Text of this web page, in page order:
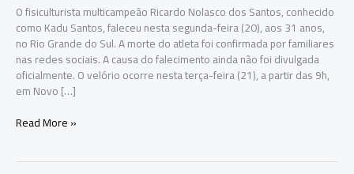
O fisiculturista multicampeão Ricardo Nolasco dos Santos, conhecido
como Kadu Santos, faleceu nesta segunda-feira (20), aos 31 anos,
no Rio Grande do Sul. A morte do atleta foi confirmada por familiares
nas redes sociais. A causa do falecimento ainda não foi divulgada
oficialmente. O velório ocorre nesta terça-feira (21), a partir das 9h,
em Novo […]
Morre
Read More »